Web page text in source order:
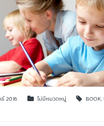
2016 ไม่มีหมวดหมู่ BOOK,